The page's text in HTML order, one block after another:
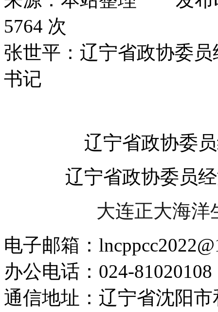
5764 次
张世平：辽宁省政协委
书记
辽宁省政协委
辽宁省政协委员
大连正大海洋
电子邮箱：
办公电话：024-81020108
通信地址：辽宁省沈阳